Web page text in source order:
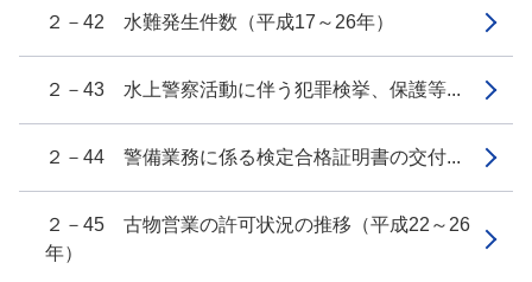
２－42 水難発生件数（平成17～26年）
２－43 水上警察活動に伴う犯罪検挙、保護等...
２－44 警備業務に係る検定合格証明書の交付...
２－45 古物営業の許可状況の推移（平成22～26
年）